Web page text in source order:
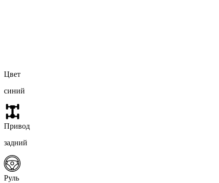
Цвет
синий
Привод
задний
Руль